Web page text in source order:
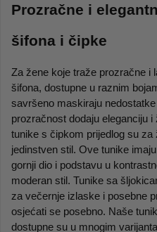
Prozračne i
šifona i čipke
Za žene koje traže prozračne i
šifona, dostupne u raznim
savršeno maskiraju
prozračnost dodaju eleganciju
tunike s čipkom prijedlog su za
jedinstven stil. Ove tunike
gornji dio i podstavu u
moderan stil. Tunike sa
za večernje izlaske i posebne
osjećati se posebno. Naše
dostupne su u mnogim